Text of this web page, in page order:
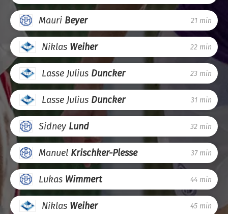
Mauri Beyer 21 min
Niklas Weiher 22 min
Lasse Julius Duncker 23 min
Lasse Julius Duncker 31 min
Sidney Lund 32 min
Manuel Krischker-Plesse 37 min
Lukas Wimmert 44 min
Niklas Weiher 45 min